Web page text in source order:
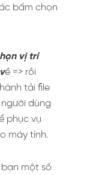
bấm chọn
vị trí
ề => rồi
tải file
người dùng
phục vụ
máy tính.
một số